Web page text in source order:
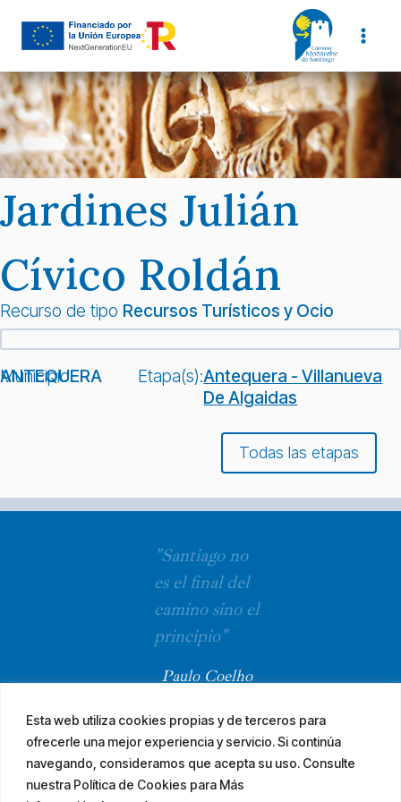
Esta web utiliza cookies propias y de terceros para
ofrecerle una mejor experiencia y servicio. Si continúa
navegando, consideramos que acepta su uso. Consulte
nuestra Política de Cookies para Más
Jardines Julián
Cívico Roldán
Recurso de tipo Recursos Turísticos y Ocio
Municipio:
ANTEQUERA Etapa(s):Antequera - Villanueva
De Algaidas
Todas las etapas
"Santiago no
es el final del
camino sino el
principio"
Paulo Coelho